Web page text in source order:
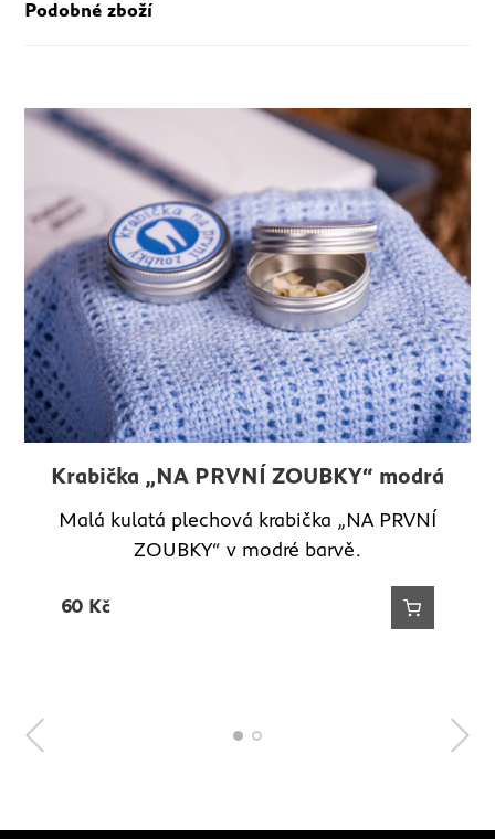
Podobné zboží
Krabička „NA PRVNÍ ZOUBKY“ modrá
Malá kulatá plechová krabička „NA PRVNÍ
ZOUBKY“ v modré barvě.
60Kč
Krabička „NA PRVNÍ ZOUBKY“ růžová
Malá kulatá plechová krabička „NA PRVNÍ
ZOUBKY“ v růžové barvě.
60Kč